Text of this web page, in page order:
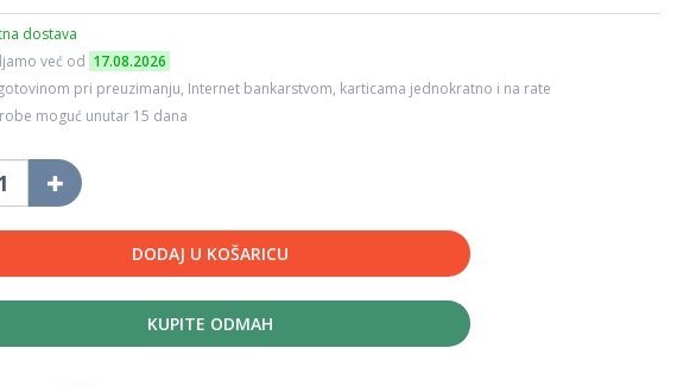
dostava
već od 17.08.2026
pri preuzimanju, Internet bankarstvom, karticama jednokratno i na rate
moguć unutar 15 dana
DODAJ U KOŠARICU
KUPITE ODMAH